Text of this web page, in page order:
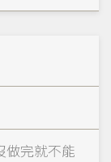
做完就不能